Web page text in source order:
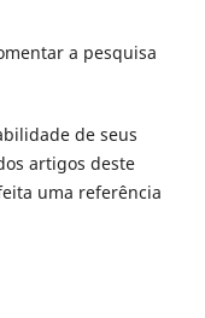
a pesquisa
de seus
artigos deste
uma referência